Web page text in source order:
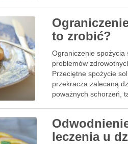
to zrobić?
Ograniczenie spożycia
problemów
Przeciętne spożycie
przekracza zalecaną
poważnych schorzeń,
leczenia u